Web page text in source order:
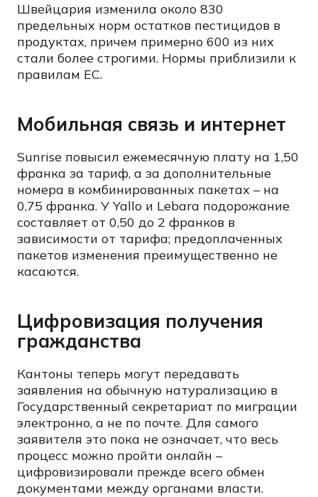
Швейцария изменила около 830
предельных норм остатков пестицидов в
продуктах, причем примерно 600 из них
стали более строгими. Нормы приблизили к
правилам ЕС.
Мобильная связь и интернет
Sunrise повысил ежемесячную плату на 1,50
франка за тариф, а за дополнительные
номера в комбинированных пакетах – на
0,75 франка. У Yallo и Lebara подорожание
составляет от 0,50 до 2 франков в
зависимости от тарифа; предоплаченных
пакетов изменения преимущественно не
касаются.
Цифровизация получения
гражданства
Кантоны теперь могут передавать
заявления на обычную натурализацию в
Государственный секретариат по миграции
электронно, а не по почте. Для самого
заявителя это пока не означает, что весь
процесс можно пройти онлайн –
цифровизировали прежде всего обмен
документами между органами власти.